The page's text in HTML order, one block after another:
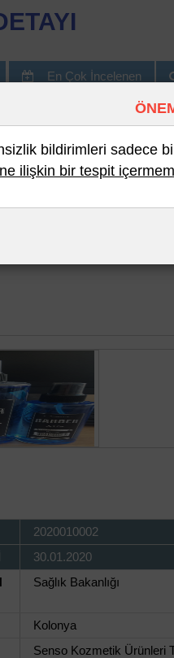
En Çok İncelenen
2020010002
30.01.2020
Sağlık Bakanlığı
Kolonya
Senso Kozmetik Ürünleri
bildirimleri sadece
ilişkin bir tespit